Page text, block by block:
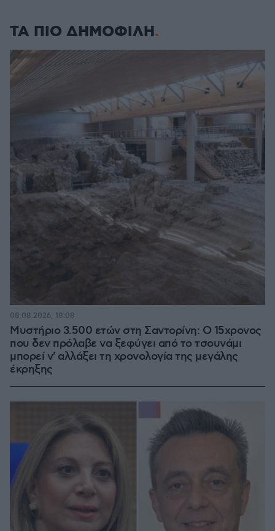
ΤΑ ΠΙΟ ΔΗΜΟΦΙΛΗ
Μυστήριο 3.500 ετών στη Σαντορίνη: Ο 15χρονος
που δεν πρόλαβε να ξεφύγει από το τσουνάμι
μπορεί ν' αλλάξει τη χρονολογία της μεγάλης
έκρηξης
08.08.2026, 18:08